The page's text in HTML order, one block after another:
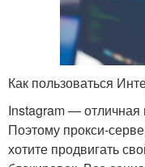
Как пользоваться
Instagram —
Поэтому прокси-
хотите продвигать